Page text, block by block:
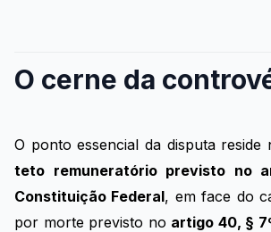
O cerne da
O ponto essencial da disputa reside
teto remuneratório previsto no
Constituição Federal, em face do
por morte previsto no artigo 40, §